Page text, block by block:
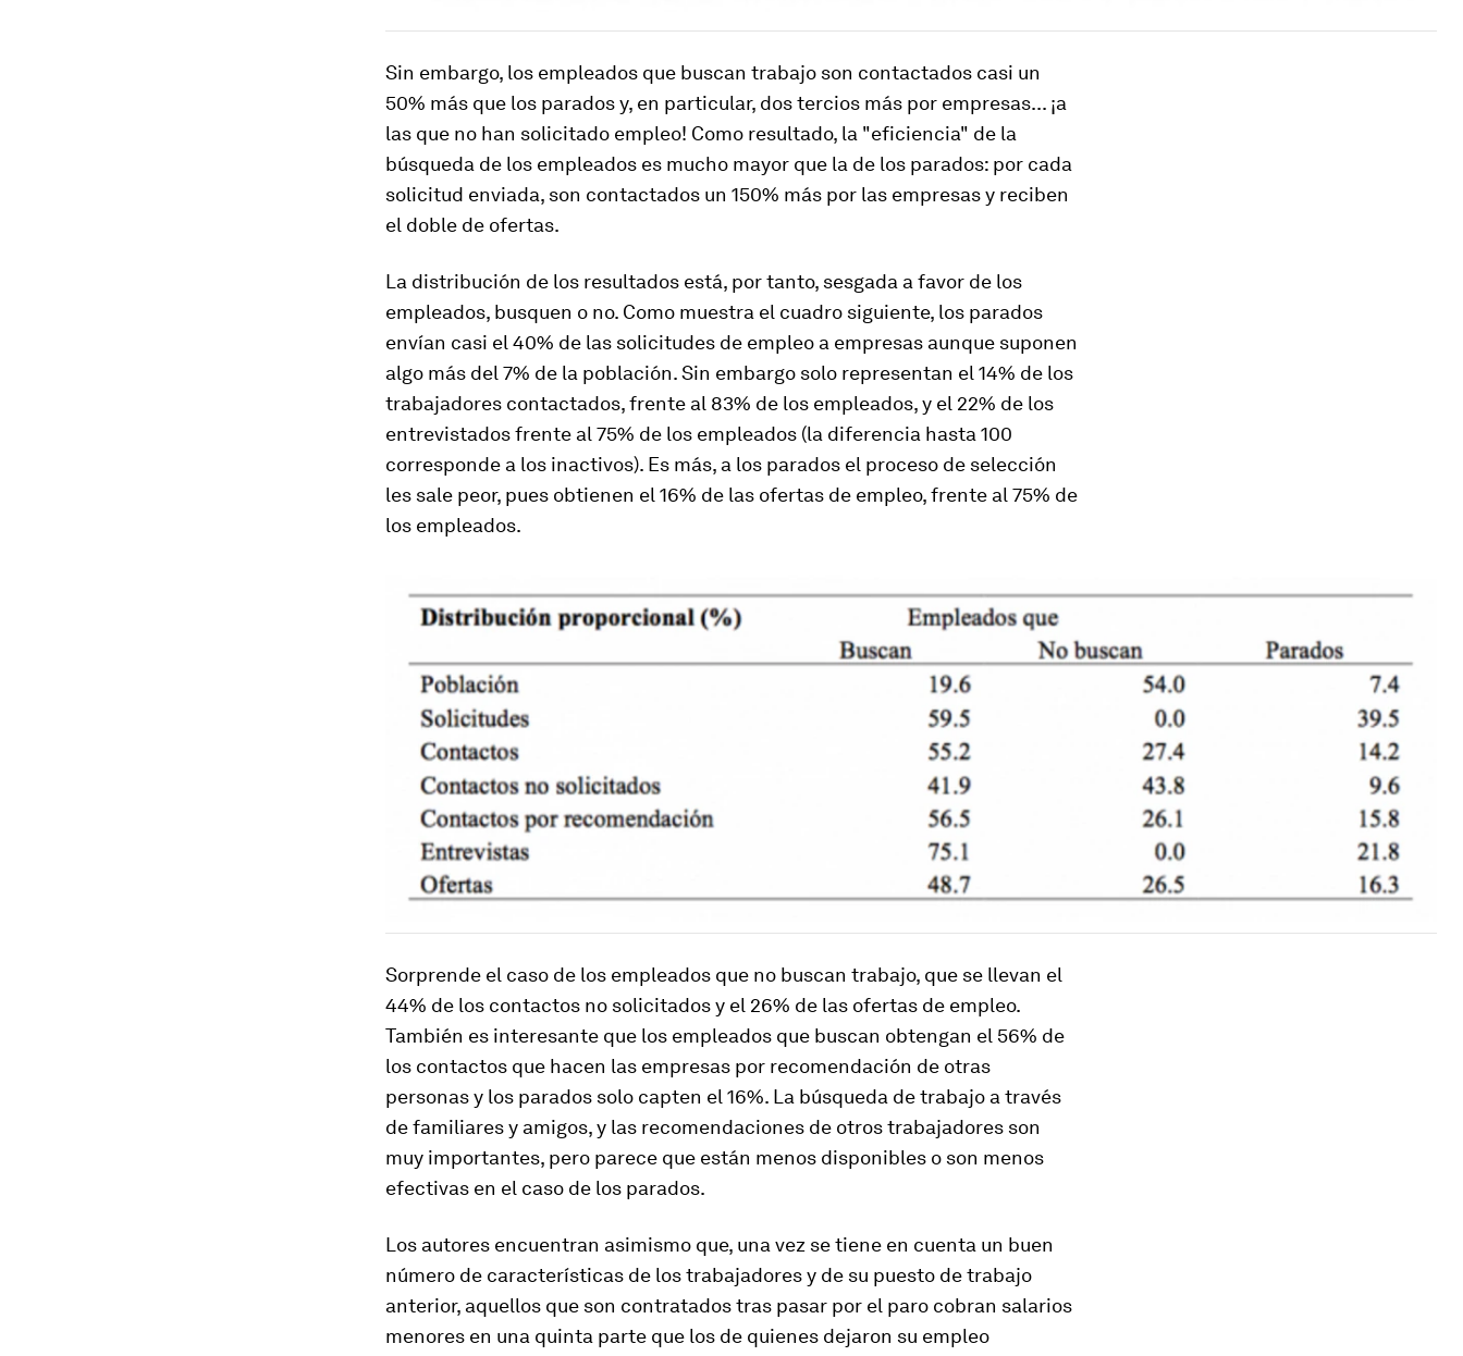
Sin embargo, los empleados que buscan trabajo son contactados casi un
50% más que los parados y, en particular, dos tercios más por empresas... ¡a
las que no han solicitado empleo! Como resultado, la "eficiencia" de la
búsqueda de los empleados es mucho mayor que la de los parados: por cada
solicitud enviada, son contactados un 150% más por las empresas y reciben
el doble de ofertas.
La distribución de los resultados está, por tanto, sesgada a favor de los
empleados, busquen o no. Como muestra el cuadro siguiente, los parados
envían casi el 40% de las solicitudes de empleo a empresas aunque suponen
algo más del 7% de la población. Sin embargo solo representan el 14% de los
trabajadores contactados, frente al 83% de los empleados, y el 22% de los
entrevistados frente al 75% de los empleados (la diferencia hasta 100
corresponde a los inactivos). Es más, a los parados el proceso de selección
les sale peor, pues obtienen el 16% de las ofertas de empleo, frente al 75% de
los empleados.
Sorprende el caso de los empleados que no buscan trabajo, que se llevan el
44% de los contactos no solicitados y el 26% de las ofertas de empleo.
También es interesante que los empleados que buscan obtengan el 56% de
los contactos que hacen las empresas por recomendación de otras
personas y los parados solo capten el 16%. La búsqueda de trabajo a través
de familiares y amigos, y las recomendaciones de otros trabajadores son
muy importantes, pero parece que están menos disponibles o son menos
efectivas en el caso de los parados.
Los autores encuentran asimismo que, una vez se tiene en cuenta un buen
número de características de los trabajadores y de su puesto de trabajo
anterior, aquellos que son contratados tras pasar por el paro cobran salarios
menores en una quinta parte que los de quienes dejaron su empleo